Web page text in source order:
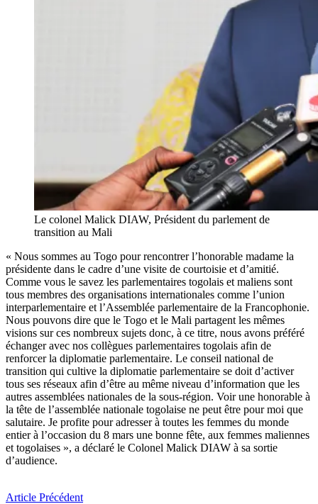
Le colonel Malick DIAW, Président du parlement de
transition au Mali
« Nous sommes au Togo pour rencontrer l’honorable madame la
présidente dans le cadre d’une visite de courtoisie et d’amitié.
Comme vous le savez les parlementaires togolais et maliens sont
tous membres des organisations internationales comme l’union
interparlementaire et l’Assemblée parlementaire de la Francophonie.
Nous pouvons dire que le Togo et le Mali partagent les mêmes
visions sur ces nombreux sujets donc, à ce titre, nous avons préféré
échanger avec nos collègues parlementaires togolais afin de
renforcer la diplomatie parlementaire. Le conseil national de
transition qui cultive la diplomatie parlementaire se doit d’activer
tous ses réseaux afin d’être au même niveau d’information que les
autres assemblées nationales de la sous-région. Voir une honorable à
la tête de l’assemblée nationale togolaise ne peut être pour moi que
salutaire. Je profite pour adresser à toutes les femmes du monde
entier à l’occasion du 8 mars une bonne fête, aux femmes maliennes
et togolaises », a déclaré le Colonel Malick DIAW à sa sortie
d’audience.
Article Précédent